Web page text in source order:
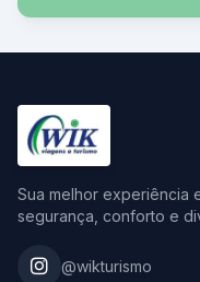
Sua melhor experiência
segurança, conforto e
@wikturismo